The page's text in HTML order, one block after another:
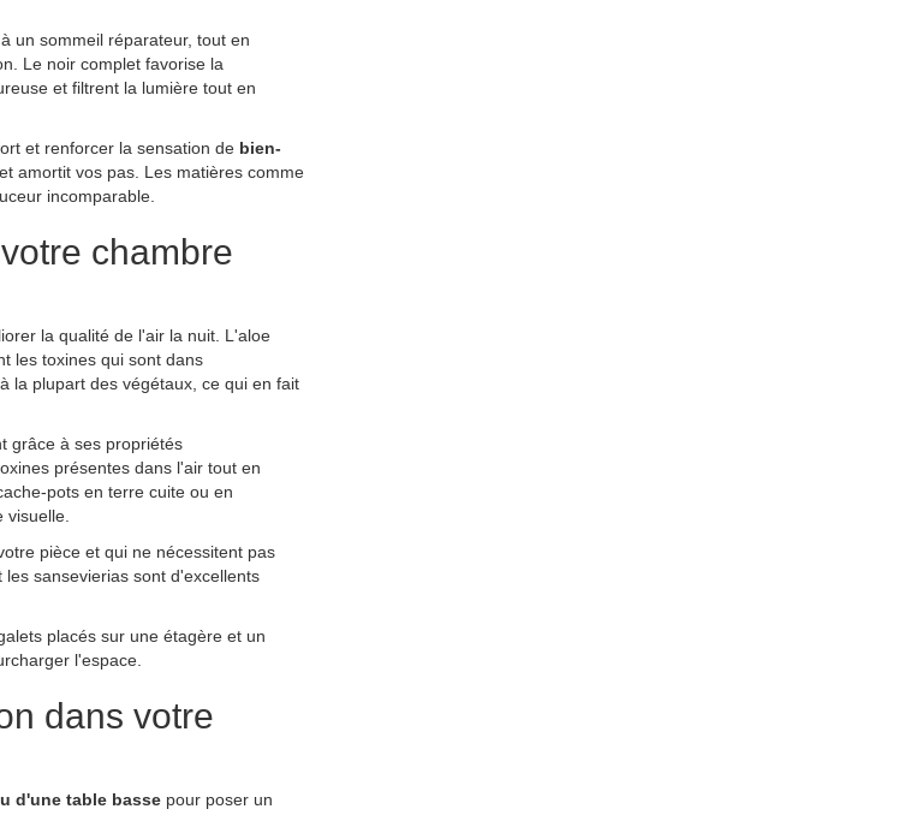
un sommeil réparateur, tout en
Le noir complet favorise la
et filtrent la lumière tout en
et renforcer la sensation de bien-
amortit vos pas. Les matières comme
incomparable.
chambre
la qualité de l'air la nuit. L'aloe
les toxines qui sont dans
la plupart des végétaux, ce qui en fait
grâce à ses propriétés
présentes dans l'air tout en
pots en terre cuite ou en
pièce et qui ne nécessitent pas
sansevierias sont d'excellents
placés sur une étagère et un
l'espace.
dans votre
d'une table basse pour poser un